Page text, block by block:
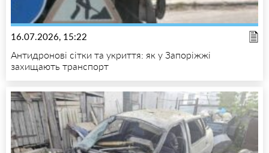
16.07.2026, 15:22
Антидронові сітки та укриття: як у Запоріжжі
захищають транспорт